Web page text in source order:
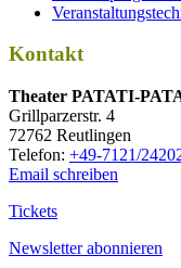
Kontakt
Thea­ter PATATI-
Grill­par­zer­str. 4
72762 Reutlingen
Tele­fon: +49-7121/
Email schreiben
Tickets
Newsletter abonnieren